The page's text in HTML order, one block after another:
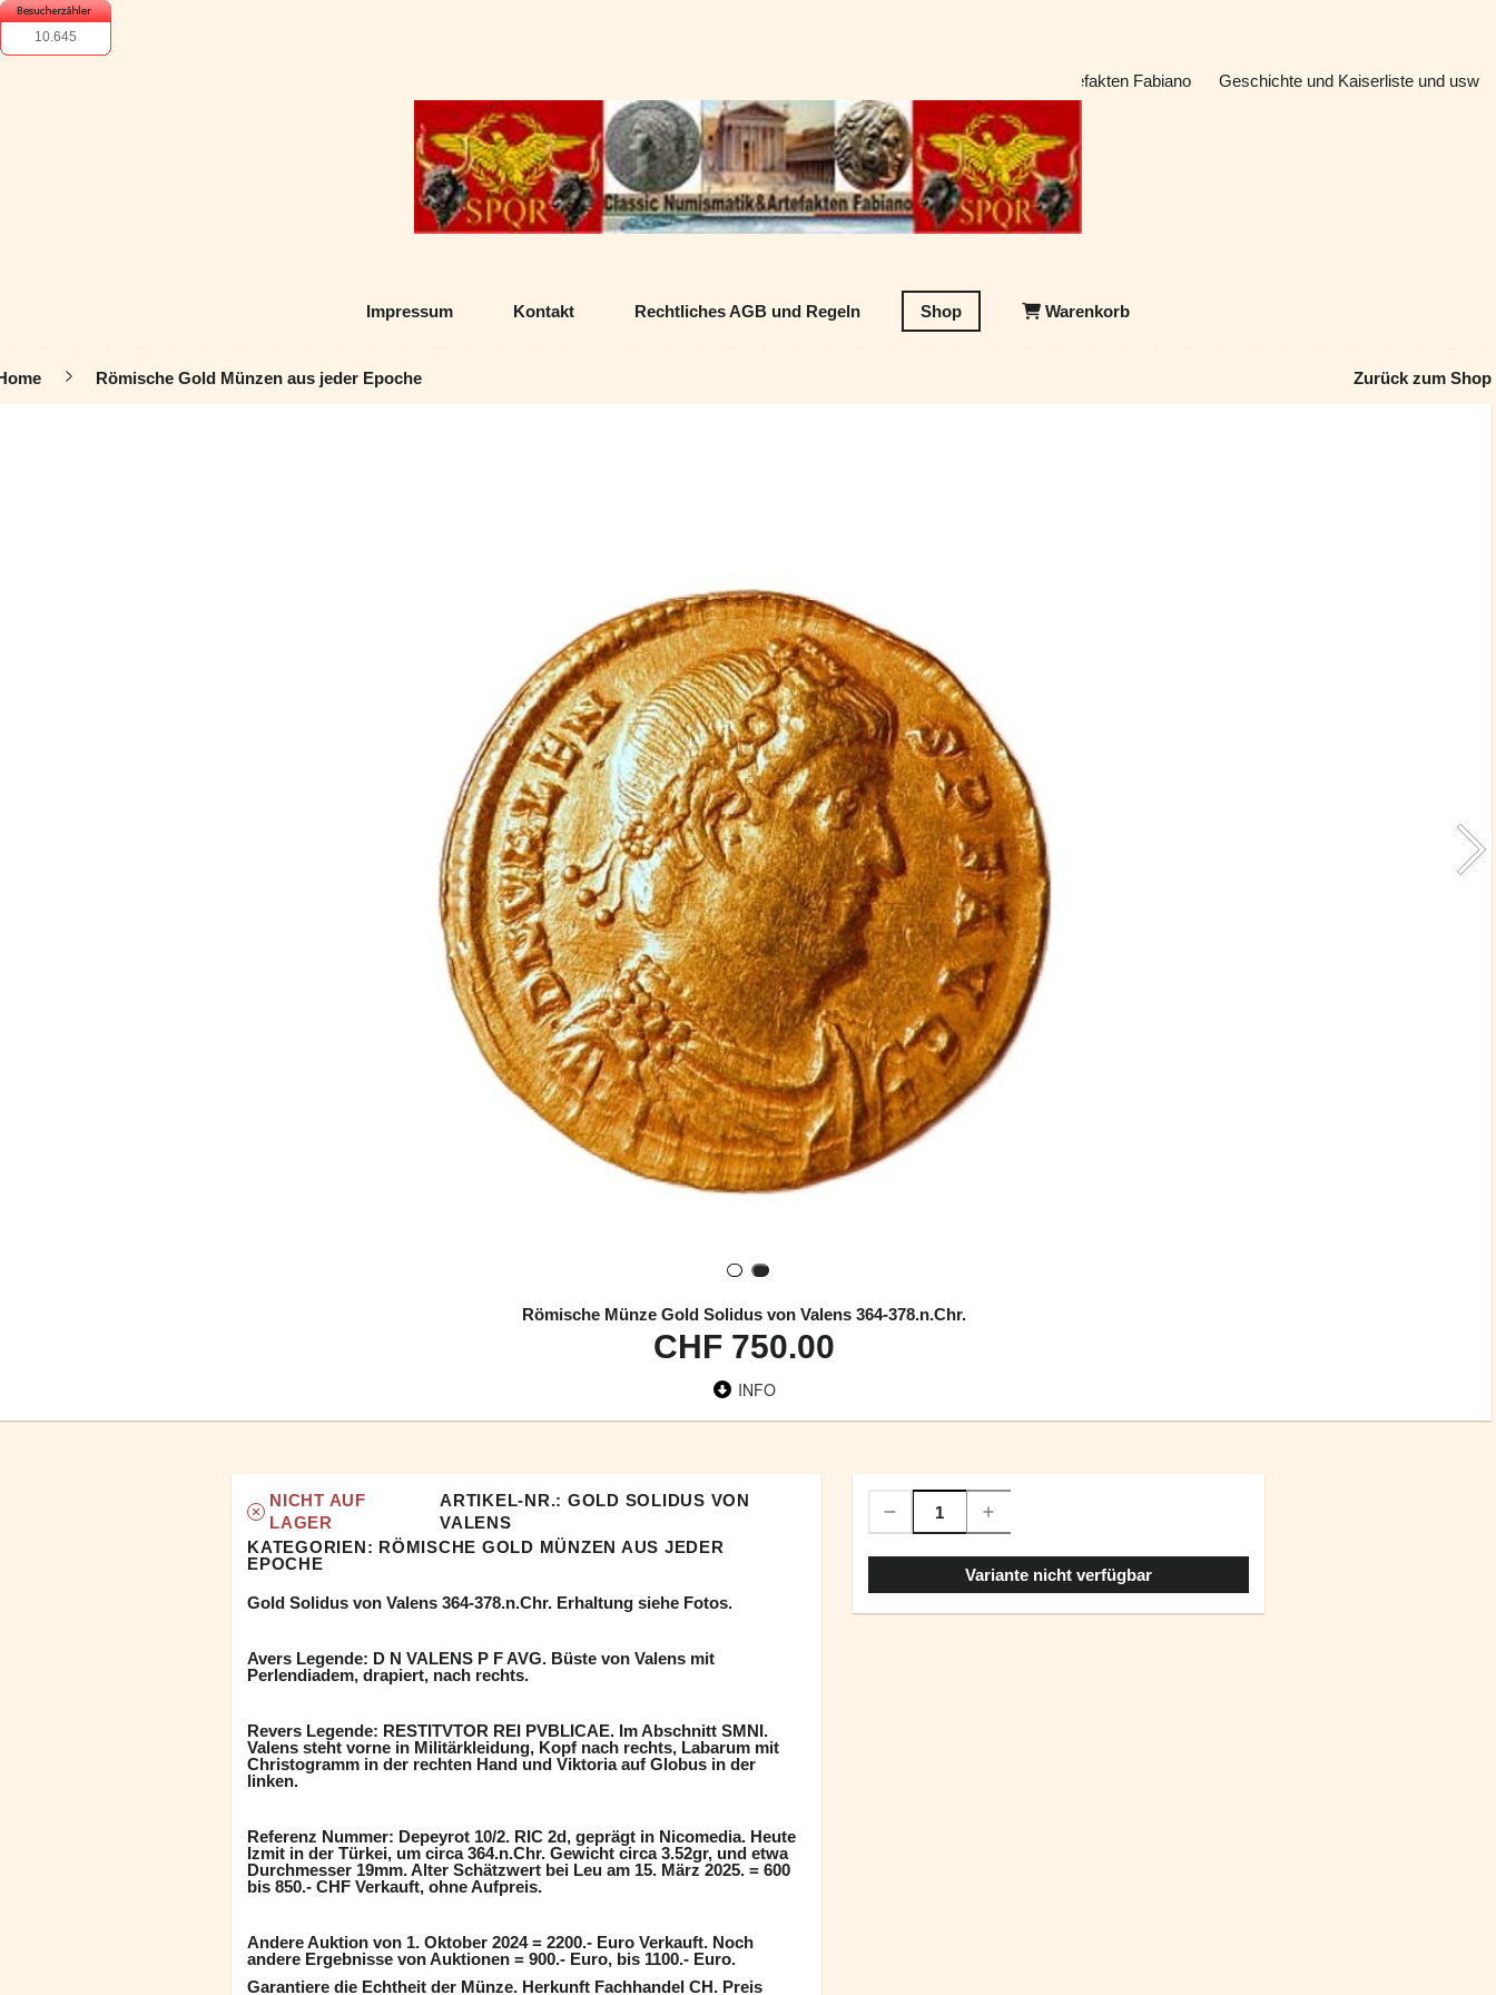
10.645
Classic Numismatik & Artefakten Fabiano Geschichte und Kaiserliste und usw
Impressum Kontakt Rechtliches AGB und Regeln Shop Warenkorb
Römische Gold Münzen aus jeder Epoche Zurück zum Shop
Römische Münze Gold Solidus von Valens 364-378.n.Chr.
CHF 750.00
INFO
NICHT AUF
LAGER
ARTIKEL-NR.: GOLD SOLIDUS VON
VALENS
KATEGORIEN: RÖMISCHE GOLD MÜNZEN AUS JEDER
EPOCHE
Gold Solidus von Valens 364-378.n.Chr. Erhaltung siehe Fotos.
Avers Legende: D N VALENS P F AVG. Büste von Valens mit
Perlendiadem, drapiert, nach rechts.
Revers Legende: RESTITVTOR REI PVBLICAE. Im Abschnitt SMNI.
Valens steht vorne in Militärkleidung, Kopf nach rechts, Labarum mit
Christogramm in der rechten Hand und Viktoria auf Globus in der
linken.
Referenz Nummer: Depeyrot 10/2. RIC 2d, geprägt in Nicomedia. Heute
Izmit in der Türkei, um circa 364.n.Chr. Gewicht circa 3.52gr, und etwa
Durchmesser 19mm. Alter Schätzwert bei Leu am 15. März 2025. = 600
bis 850.- CHF Verkauft, ohne Aufpreis.
Andere Auktion von 1. Oktober 2024 = 2200.- Euro Verkauft. Noch
andere Ergebnisse von Auktionen = 900.- Euro, bis 1100.- Euro.
Garantiere die Echtheit der Münze. Herkunft Fachhandel CH. Preis
Variante nicht verfügbar